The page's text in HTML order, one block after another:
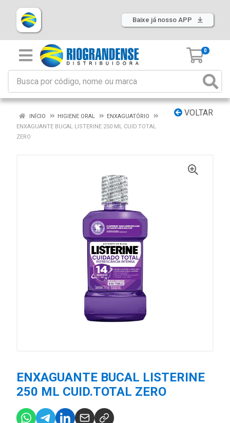
Baixe já nosso APP
0
VOLTAR
INÍCIO HIGIENE ORAL
ENXAGUATÓRIO
ENXAGUANTE BUCAL LISTERINE 250 ML CUID.TOTAL
ZERO
ENXAGUANTE BUCAL LISTERINE
250 ML CUID.TOTAL ZERO